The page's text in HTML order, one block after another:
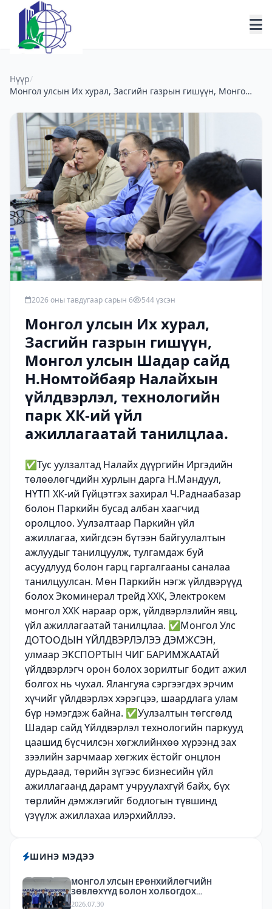
Нүүр/
Монгол улсын Их хурал, Засгийн газрын гишүүн, Монгол
технологийн парк ХК-ий үйл ажиллагаатай танилцлаа.
2026 оны тавдугаар сарын 6 544 үзсэн
Монгол улсын Их хурал,
Засгийн газрын гишүүн,
Монгол улсын Шадар сайд
Н.Номтойбаяр Налайхын
үйлдвэрлэл, технологийн
парк ХК-ий үйл
ажиллагаатай танилцлаа.
✅Тус уулзалтад Налайх дүүргийн Иргэдийн
төлөөлөгчдийн хурлын дарга Н.Мандуул,
НҮТП ХК-ий Гүйцэтгэх захирал Ч.Раднаабазар
болон Паркийн бусад албан хаагчид
оролцлоо. Уулзалтаар Паркийн үйл
ажиллагаа, хийгдсэн бүтээн байгуулалтын
ажлуудыг танилцуулж, тулгамдаж буй
асуудлууд болон гарц гаргалгааны саналаа
танилцуулсан. Мөн Паркийн нэгж үйлдвэрүүд
болох Экоминерал трейд ХХК, Электрокем
монгол ХХК нараар орж, үйлдвэрлэлийн явц,
үйл ажиллагаатай танилцлаа. ✅Монгол Улс
ДОТООДЫН ҮЙЛДВЭРЛЭЛЭЭ ДЭМЖСЭН,
улмаар ЭКСПОРТЫН ЧИГ БАРИМЖААТАЙ
үйлдвэрлэгч орон болох зорилтыг бодит ажил
болгох нь чухал. Ялангуяа сэргээгдэх эрчим
хүчийг үйлдвэрлэх хэрэгцээ, шаардлага улам
бүр нэмэгдэж байна. ✅Уулзалтын төгсгөлд
Шадар сайд Үйлдвэрлэл технологийн паркууд
цаашид бүсчилсэн хөгжлийнхөө хүрээнд зах
зээлийн зарчмаар хөгжих ёстойг онцлон
дурьдаад, төрийн зүгээс бизнесийн үйл
ажиллагаанд дарамт учруулахгүй байх, бүх
төрлийн дэмжлэгийг бодлогын түвшинд
үзүүлж ажиллахаа илэрхийллээ.
ШИНЭ МЭДЭЭ
МОНГОЛ УЛСЫН ЕРӨНХИЙЛӨГЧИЙН
ЗӨВЛӨХҮҮД БОЛОН ХОЛБОГДОХ
БАЙГУУЛЛАГУУДЫН ТӨЛӨӨЛӨЛ НАЛАЙХЫН
2026.07.30